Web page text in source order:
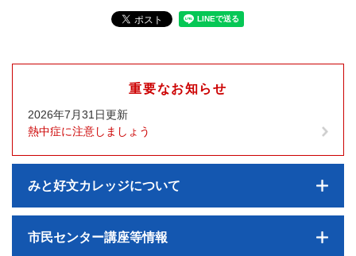
重要なお知らせ
2026年7月31日更新
熱中症に注意しましょう
みと好文カレッジについて
市民センター講座等情報